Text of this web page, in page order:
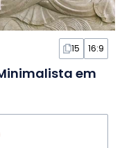
15 16:9
em